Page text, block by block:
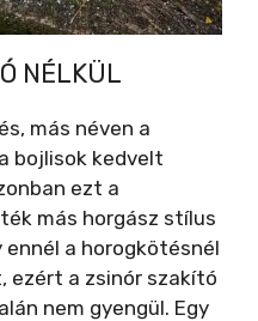
NÉLKÜL
más néven a
bojlisok kedvelt
ezt a
más horgász stílus
ennél a horogkötésnél
ezért a zsinór szakító
nem gyengül. Egy